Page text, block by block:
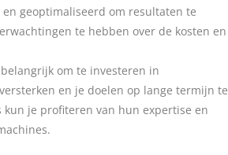
geoptimaliseerd om resultaten te
te hebben over de kosten en
om te investeren in
en je doelen op lange termijn te
je profiteren van hun expertise en